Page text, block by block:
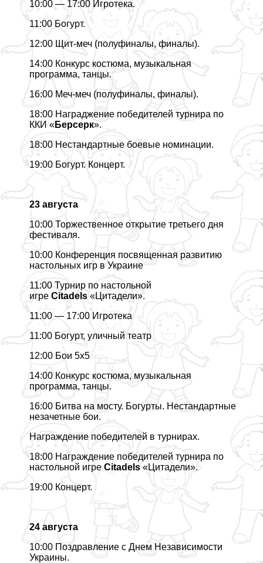
10:00 — 17:00 Игротека.
11:00 Богурт.
12:00 Щит-меч (полуфиналы, финалы).
14:00 Конкурс костюма, музыкальная
программа, танцы.
16:00 Меч-меч (полуфиналы, финалы).
18:00 Награджение победителей турнира по
ККИ «Берсерк».
18:00 Нестандартные боевые номинации.
19:00 Богурт. Концерт.
23 августа
10:00 Торжественное открытие третьего дня
фестиваля.
10:00 Конференция посвященная развитию
настольных игр в Украине
11:00 Турнир по настольной
игре Citadels «Цитадели».
11:00 — 17:00 Игротека
11:00 Богурт, уличный театр
12:00 Бои 5х5
14:00 Конкурс костюма, музыкальная
программа, танцы.
16:00 Битва на мосту. Богурты. Нестандартные
незачетные бои.
Награждение победителей в турнирах.
18:00 Награждение победителей турнира по
настольной игре Citadels«Цитадели».
19:00 Концерт.
24 августа
10:00 Поздравление с Днем Независимости
Украины.